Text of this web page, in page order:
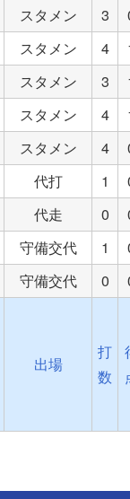
スタメン 3
スタメン 4
スタメン 3
スタメン 4
スタメン 4
代打 1
代走 0
守備交代 1
守備交代 0
出場
打
数